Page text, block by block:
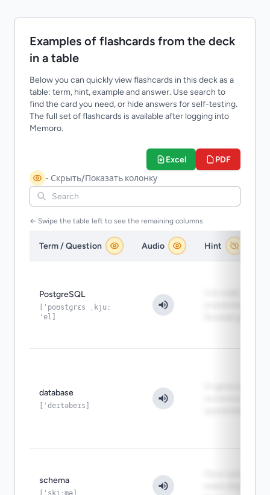
Examples of flashcards from the deck
in a table
Below you can quickly view flashcards in this deck as a
table: term, hint, example and answer. Use search to
find the card you need, or hide answers for self-testing.
The full set of flashcards is available after logging into
Memoro.
Excel PDF
- Скрыть/Показать колонку
← Swipe the table left to see the remaining columns
Term / Question Audio Hint
PostgreSQL
[ˈpoʊstɡrɛs ˌkjuː
ˈel]
database
[ˈdeɪtəbeɪs]
schema
[ˈskiːmə]